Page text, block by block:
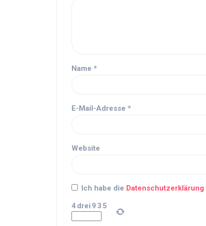
Name *
E-Mail-Adresse *
Website
Ich habe die Datenschutzerklärung
4drei 9 3 5